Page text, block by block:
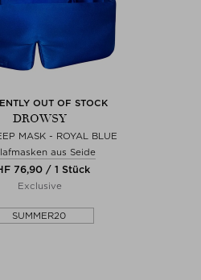
OUT OF STOCK
DROWSY
MASK - ROYAL BLUE
aus Seide
76,90 / 1 Stück
Exclusive
SUMMER20